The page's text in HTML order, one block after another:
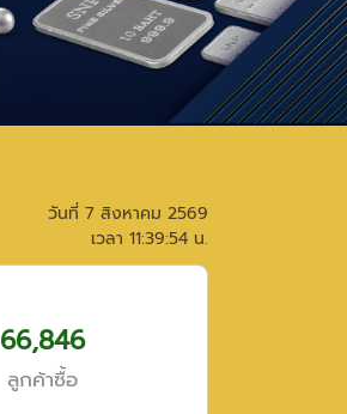
วันที่ 7 สิงหาคม 2569
เวลา 11:39:54 น.
66,846
ลูกค้าซื้อ